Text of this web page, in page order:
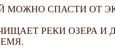
МОЖНО СПАСТИ ОТ
РЕКИ ОЗЕРА И